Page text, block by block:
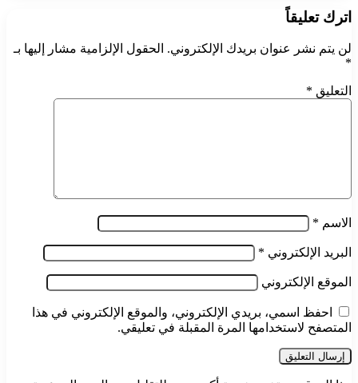
اترك تعليقاً
لن يتم نشر عنوان بريدك الإلكتروني. الحقول الإلزامية مشار إليها بـ
*
التعليق *
الاسم *
البريد الإلكتروني *
الموقع الإلكتروني
احفظ اسمي، بريدي الإلكتروني، والموقع الإلكتروني في هذا
المتصفح لاستخدامها المرة المقبلة في تعليقي.